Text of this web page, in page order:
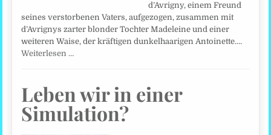
d’Avrigny, einem Freund
seines verstorbenen Vaters, aufgezogen, zusammen mit
d’Avrignys zarter blonder Tochter Madeleine und einer
weiteren Waise, der kräftigen dunkelhaarigen Antoinette.…
Weiterlesen …
Leben wir in einer
Simulation?